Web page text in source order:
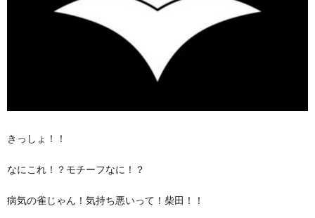
きっしょ！！
なにこれ！？モチーフなに！？
病気の雀じゃん！気持ち悪いって！柴田！！